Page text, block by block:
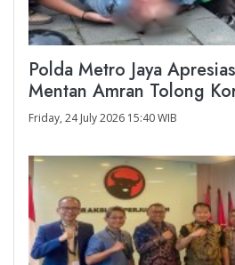
Polda Metro Jaya
Mentan Amran Tolong
Friday, 24 July 2026 15:40 WIB